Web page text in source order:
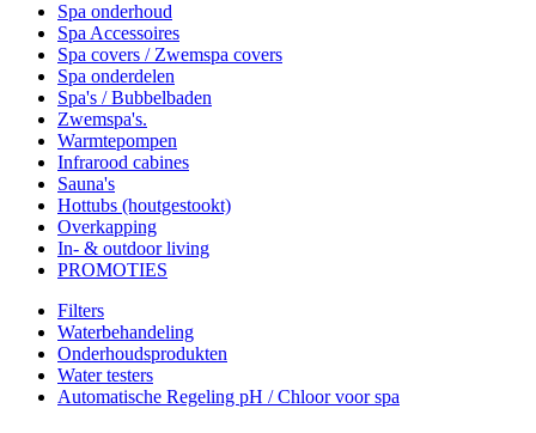
Spa onderhoud
Spa Accessoires
Spa covers / Zwemspa covers
Spa onderdelen
Spa's / Bubbelbaden
Zwemspa's.
Warmtepompen
Infrarood cabines
Sauna's
Hottubs (houtgestookt)
Overkapping
In- & outdoor living
PROMOTIES
Filters
Waterbehandeling
Onderhoudsprodukten
Water testers
Automatische Regeling pH / Chloor voor spa